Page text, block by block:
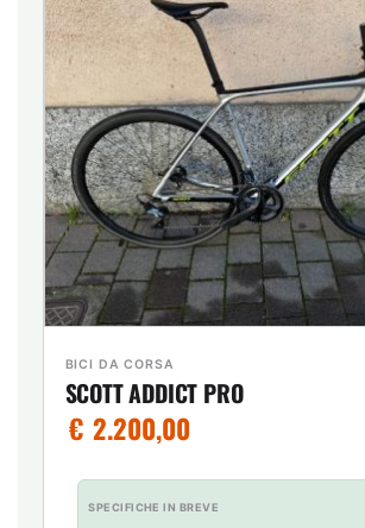
BICI DA CORSA
SCOTT ADDICT PRO
€ 2.200,00
SPECIFICHE IN BREVE